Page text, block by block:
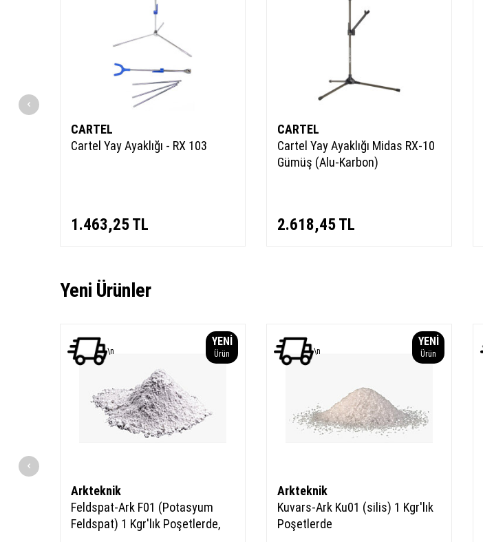
CARTEL
Cartel Yay Ayaklığı - RX 103
1.463,25TL
CARTEL
Cartel Yay Ayaklığı Midas RX-10
Gümüş (Alu-Karbon)
2.618,45TL
Yeni Ürünler
YENI
Ürün
\n
Arkteknik
Feldspat-Ark F01 (Potasyum
Feldspat) 1 Kgr'lık Poşetlerde,
YENI
Ürün
\n
Arkteknik
Kuvars-Ark Ku01 (silis) 1 Kgr'lık
Poşetlerde